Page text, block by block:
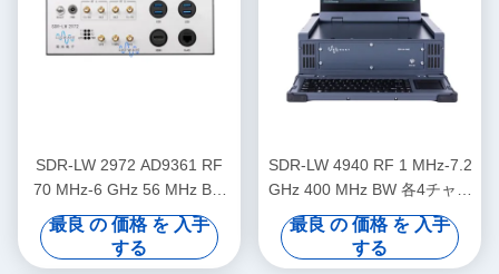
SDR-LW 2972 AD9361 RF
70 MHz-6 GHz 56 MHz BW
各2チャネル USB 3.0 USRP
統合ソフトウェア定義ラジオ
デバイス
最良 の 価格 を 入手
する
SDR-LW 4940 RF 1 MHz-7.2
GHz 400 MHz BW 各4チャネ
ル 1 × QSFP+ USB 3.0 i9デ
ィスプレイとキーボードと統
合USRP内蔵ソフトウェア定
最良 の 価格 を 入手
する